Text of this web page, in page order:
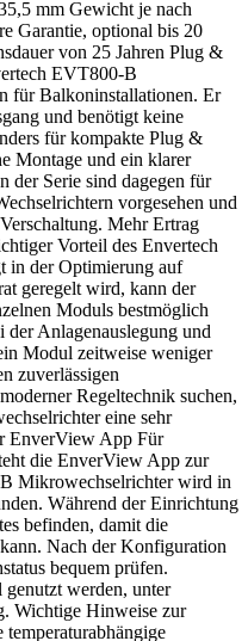
mm Gewicht je nach
Garantie, optional bis 20
von 25 Jahren Plug &
EVT800-B
für Balkoninstallationen. Er
und benötigt keine
für kompakte Plug &
Montage und ein klarer
der Serie sind dagegen für
vorgesehen und
Mehr Ertrag
Vorteil des Envertech
in der Optimierung auf
geregelt wird, kann der
Moduls bestmöglich
Anlagenauslegung und
Modul zeitweise weniger
zuverlässigen
Regeltechnik suchen,
eine sehr
EnverView App Für
die EnverView App zur
Mikrowechselrichter wird in
Während der Einrichtung
befinden, damit die
Nach der Konfiguration
bequem prüfen.
genutzt werden, unter
Wichtige Hinweise zur